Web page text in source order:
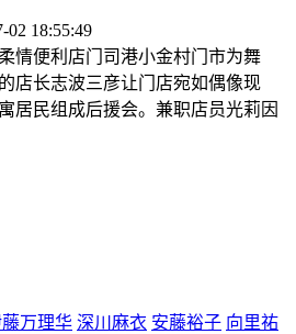
02 18:55:49
情便利店门司港小金村门市为舞
店长志波三彦让门店宛如偶像现
居民组成后援会。兼职店员光莉因
万理华 深川麻衣 安藤裕子 向里祐